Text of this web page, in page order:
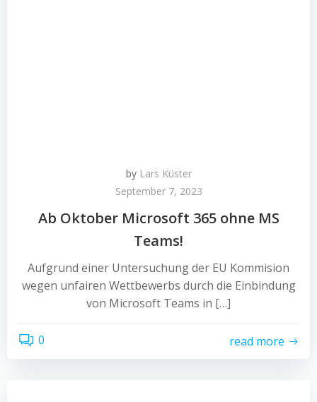
by Lars Küster
September 7, 2023
Ab Oktober Microsoft 365 ohne MS
Teams!
Aufgrund einer Untersuchung der EU Kommision
wegen unfairen Wettbewerbs durch die Einbindung
von Microsoft Teams in […]
0 read more